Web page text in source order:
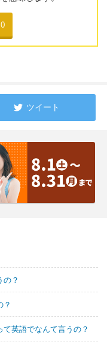
0
ツイート
の？
？
英語でなんて言うの？